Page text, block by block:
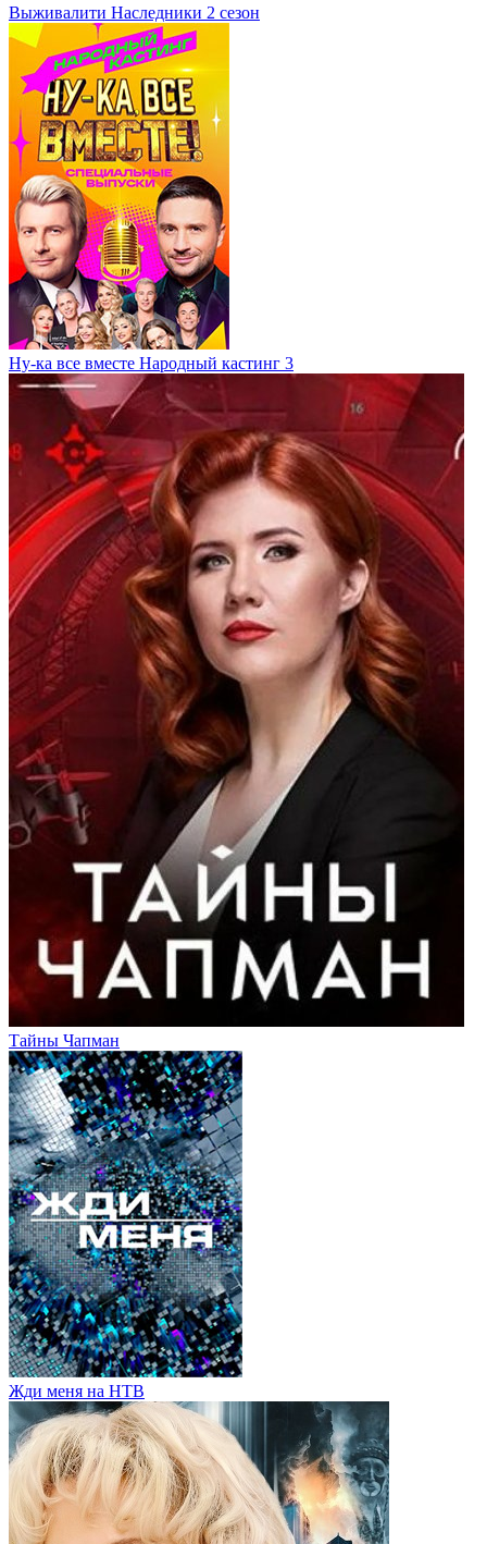
Выживалити Наследники 2 сезон
Ну-ка все вместе Народный кастинг 3
Тайны Чапман
Жди меня на НТВ